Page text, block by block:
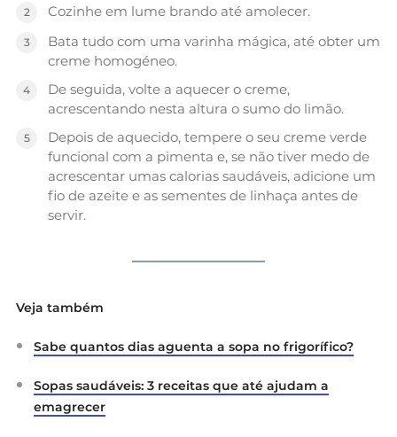
Cozinhe em lume brando até amolecer.
Bata tudo com uma varinha mágica, até obter um
creme homogéneo.
De seguida, volte a aquecer o creme,
acrescentando nesta altura o sumo do limão.
Depois de aquecido, tempere o seu creme verde
funcional com a pimenta e, se não tiver medo de
acrescentar umas calorias saudáveis, adicione um
fio de azeite e as sementes de linhaça antes de
servir.
Veja também
Sabe quantos dias aguenta a sopa no frigorífico?
Sopas saudáveis: 3 receitas que até ajudam a
emagrecer